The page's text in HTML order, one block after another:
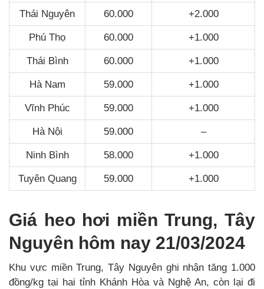
Thái Nguyên 60.000 +2.000
Phú Thọ 60.000 +1.000
Thái Bình 60.000 +1.000
Hà Nam 59.000 +1.000
Vĩnh Phúc 59.000 +1.000
Hà Nội 59.000 –
Ninh Bình 58.000 +1.000
Tuyên Quang 59.000 +1.000
Giá heo hơi miền Trung, Tây
Nguyên hôm nay 21/03/2024
Khu vực miền Trung, Tây Nguyên ghi nhận tăng 1.000
đồng/kg tại hai tỉnh Khánh Hòa và Nghệ An, còn lại đi